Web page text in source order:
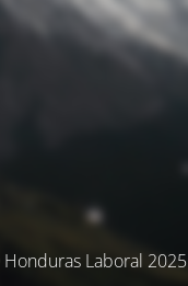
Laboral 2025